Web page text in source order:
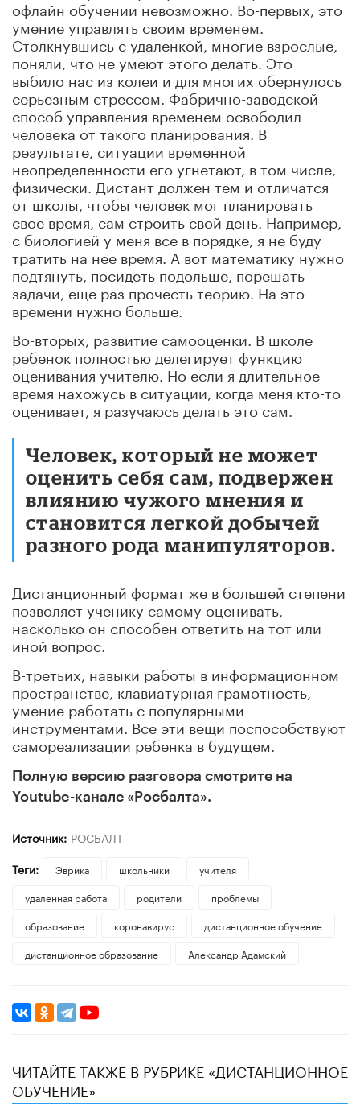
офлайн обучении невозможно. Во-первых, это
умение управлять своим временем.
Столкнувшись с удаленкой, многие взрослые,
поняли, что не умеют этого делать. Это
выбило нас из колеи и для многих обернулось
серьезным стрессом. Фабрично-заводской
способ управления временем освободил
человека от такого планирования. В
результате, ситуации временной
неопределенности его угнетают, в том числе,
физически. Дистант должен тем и отличатся
от школы, чтобы человек мог планировать
свое время, сам строить свой день. Например,
с биологией у меня все в порядке, я не буду
тратить на нее время. А вот математику нужно
подтянуть, посидеть подольше, порешать
задачи, еще раз прочесть теорию. На это
времени нужно больше.
Во-вторых, развитие самооценки. В школе
ребенок полностью делегирует функцию
оценивания учителю. Но если я длительное
время нахожусь в ситуации, когда меня кто-то
оценивает, я разучаюсь делать это сам.
Человек, который не может
оценить себя сам, подвержен
влиянию чужого мнения и
становится легкой добычей
разного рода манипуляторов.
Дистанционный формат же в большей степени
позволяет ученику самому оценивать,
насколько он способен ответить на тот или
иной вопрос.
В-третьих, навыки работы в информационном
пространстве, клавиатурная грамотность,
умение работать с популярными
инструментами. Все эти вещи поспособствуют
самореализации ребенка в будущем.
Полную версию разговора смотрите на
Youtube-канале «Росбалта».
Источник: РОСБАЛТ
Теги:
Эврика школьники
учителя
удаленная работа
родители
проблемы
образование
коронавирус
дистанционное обучение
дистанционное образование
Александр Адамский
ЧИТАЙТЕ ТАКЖЕ В РУБРИКЕ «ДИСТАНЦИОННОЕ
ОБУЧЕНИЕ»